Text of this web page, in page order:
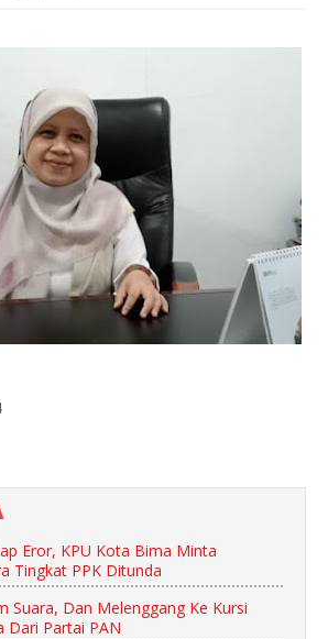
Eror, KPU Kota Bima Minta
Tingkat PPK Ditunda
Suara, Dan Melenggang Ke Kursi
Dari Partai PAN